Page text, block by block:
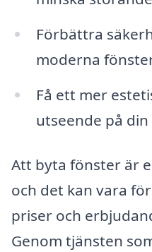
Förbättra
moderna
Få ett mer
utseende på
Att byta fönster är
och det kan vara
priser och
Genom tjänsten